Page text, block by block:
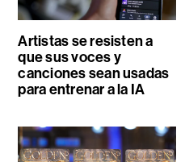
Artistas se resisten a
que sus voces y
canciones sean usadas
para entrenar a la IA